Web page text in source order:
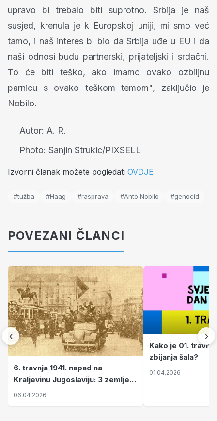
upravo bi trebalo biti suprotno. Srbija je naš
susjed, krenula je k Europskoj uniji, mi smo već
tamo, i naš interes bi bio da Srbija uđe u EU i da
naši odnosi budu partnerski, prijateljski i srdačni.
To će biti teško, ako imamo ovako ozbiljnu
parnicu s ovako teškom temom", zaključio je
Nobilo.
Autor: A. R.
Photo: Sanjin Strukic/PIXSELL
Izvorni članak možete pogledati OVDJE
#tužba #Haag #rasprava #Anto Nobilo #genocid
POVEZANI ČLANCI
‹
6. travnja 1941. napad na
Kraljevinu Jugoslaviju: 3 zemlje
nastale njenim raspadom
06.04.2026
Kako je 01.
zbijanja šala?
01.04.2026
›